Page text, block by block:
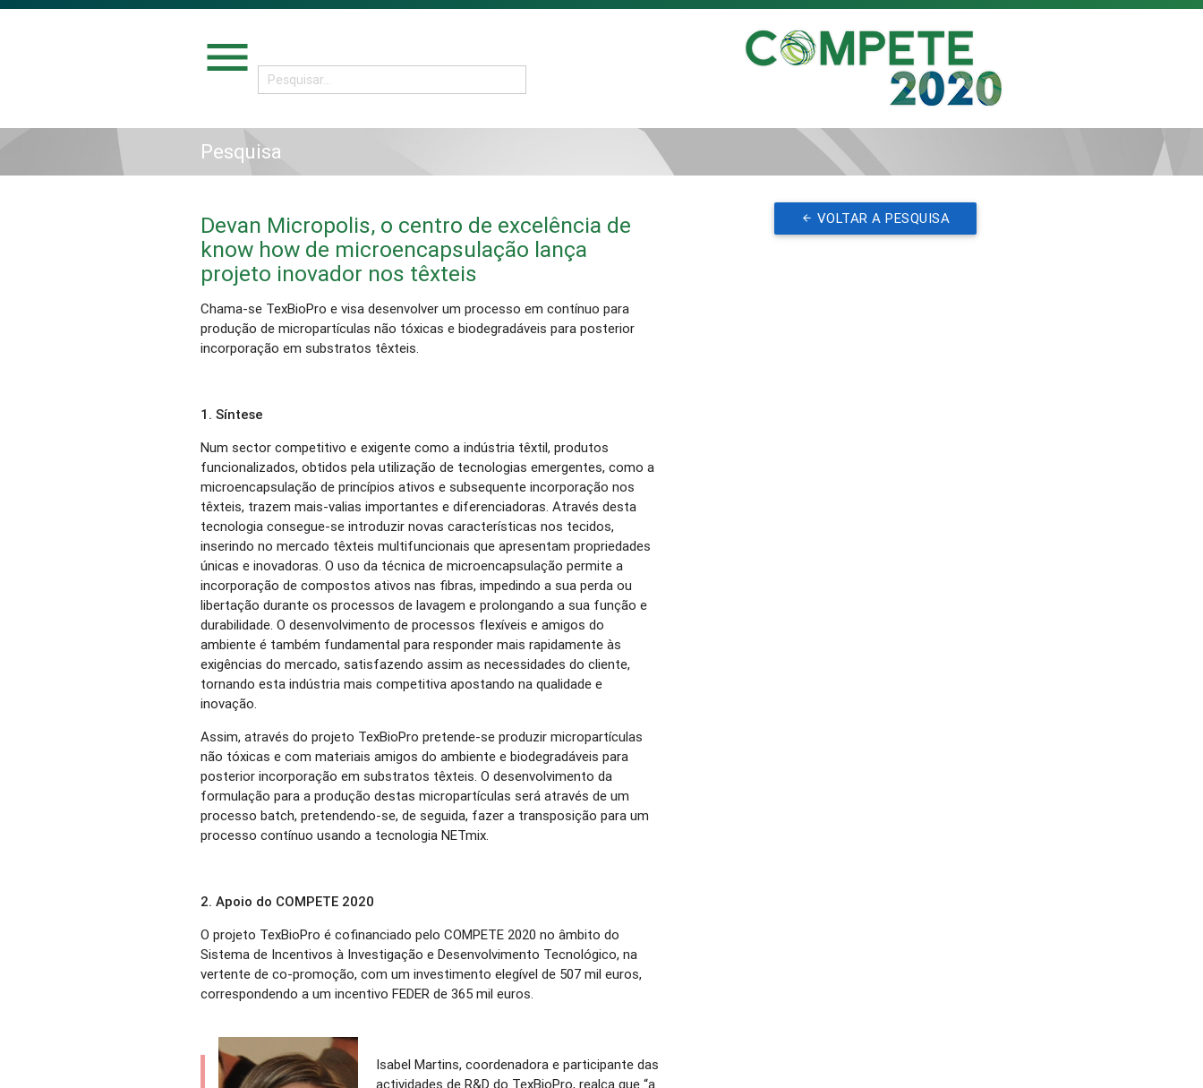
menu
Pesquisa
Devan Micropolis, o centro de excelência de
know how de microencapsulação lança
projeto inovador nos têxteis
Chama-se TexBioPro e visa desenvolver um processo em contínuo para
produção de micropartículas não tóxicas e biodegradáveis para posterior
incorporação em substratos têxteis.
1. Síntese
Num sector competitivo e exigente como a indústria têxtil, produtos
funcionalizados, obtidos pela utilização de tecnologias emergentes, como a
microencapsulação de princípios ativos e subsequente incorporação nos
têxteis, trazem mais-valias importantes e diferenciadoras. Através desta
tecnologia consegue-se introduzir novas características nos tecidos,
inserindo no mercado têxteis multifuncionais que apresentam propriedades
únicas e inovadoras. O uso da técnica de microencapsulação permite a
incorporação de compostos ativos nas fibras, impedindo a sua perda ou
libertação durante os processos de lavagem e prolongando a sua função e
durabilidade. O desenvolvimento de processos flexíveis e amigos do
ambiente é também fundamental para responder mais rapidamente às
exigências do mercado, satisfazendo assim as necessidades do cliente,
tornando esta indústria mais competitiva apostando na qualidade e
inovação.
Assim, através do projeto TexBioPro pretende-se produzir micropartículas
não tóxicas e com materiais amigos do ambiente e biodegradáveis para
posterior incorporação em substratos têxteis. O desenvolvimento da
formulação para a produção destas micropartículas será através de um
processo batch, pretendendo-se, de seguida, fazer a transposição para um
processo contínuo usando a tecnologia NETmix.
2. Apoio do COMPETE 2020
O projeto TexBioPro é cofinanciado pelo COMPETE 2020 no âmbito do
Sistema de Incentivos à Investigação e Desenvolvimento Tecnológico, na
vertente de co-promoção, com um investimento elegível de 507 mil euros,
correspondendo a um incentivo FEDER de 365 mil euros.
Isabel Martins, coordenadora e participante das
actividades de R&D do TexBioPro, realça que “a
VOLTAR A PESQUISA